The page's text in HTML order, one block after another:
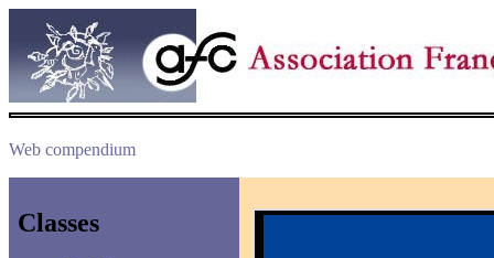
Web compendium
Classes